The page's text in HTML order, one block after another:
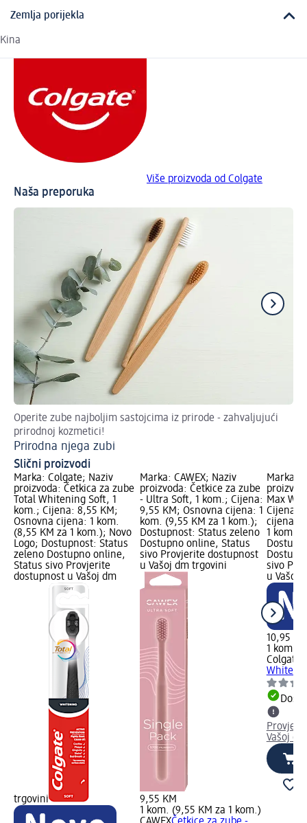
Zemlja porijekla
Kina
Više proizvoda od Colgate
Naša preporuka
Operite zube najboljim sastojcima iz prirode - zahvaljujući
prirodnoj kozmetici!
Prirodna njega zubi
Slični proizvodi
Marka: Colgate; Naziv
proizvoda: Četkica za zube
Total Whitening Soft, 1
kom.; Cijena: 8,55 KM;
Osnovna cijena: 1 kom.
(8,55 KM za 1 kom.); Novo
Logo; Dostupnost: Status
zeleno Dostupno online,
Status sivo Provjerite
dostupnost u Vašoj dm
trgovini
Marka: CAWEX; Naziv
proizvoda: Četkice za zube
- Ultra Soft, 1 kom.; Cijena:
9,55 KM; Osnovna cijena: 1
kom. (9,55 KM za 1 kom.);
Dostupnost: Status zeleno
Dostupno online, Status
sivo Provjerite dostupnost
u Vašoj dm trgovini
9,55 KM
1 kom. (9,55 KM za 1 kom.)
Marka:
Max
Cijena:
cijena: 1
1 kom.);
sivo
u Vašoj
10,95 KM
1 kom.
Colgate
White
Vašoj